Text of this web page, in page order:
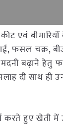
एवं
फसल चक्र,
आमदनी बढ़ाने
दी साथ ही
करते हुए खेती में